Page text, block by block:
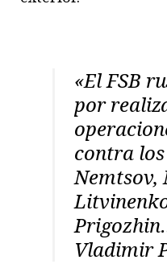
«El FSB
por
contra los
Nemtsov,
Vladimir